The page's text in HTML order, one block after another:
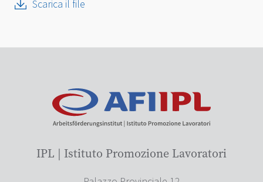
Scarica il file
IPL | Istituto Promozione Lavoratori